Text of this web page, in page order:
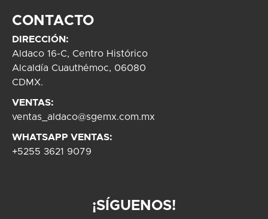
CONTACTO
DIRECCIÓN:
Aldaco 16-C, Centro Histórico
Alcaldía Cuauthémoc, 06080
CDMX.
VENTAS:
ventas_aldaco@sgemx.com.mx
WHATSAPP VENTAS:
+5255 3621 9079
¡SÍGUENOS!